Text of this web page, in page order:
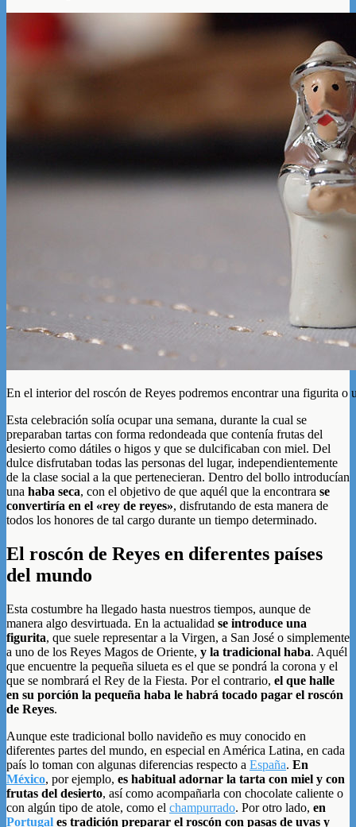
En el interior del roscón de Reyes podremos encontrar una figurita o
Esta celebración solía ocupar una semana, durante la cual se
preparaban tartas con forma redondeada que contenía frutas del
desierto como dátiles o higos y que se dulcificaban con miel. Del
dulce disfrutaban todas las personas del lugar, independientemente
de la clase social a la que pertenecieran. Dentro del bollo introducían
una haba seca, con el objetivo de que aquél que la encontrara se
convertiría en el «rey de reyes», disfrutando de esta manera de
todos los honores de tal cargo durante un tiempo determinado.
El roscón de Reyes en diferentes países
del mundo
Esta costumbre ha llegado hasta nuestros tiempos, aunque de
manera algo desvirtuada. En la actualidad se introduce una
figurita, que suele representar a la Virgen, a San José o simplemente
a uno de los Reyes Magos de Oriente, y la tradicional haba. Aquél
que encuentre la pequeña silueta es el que se pondrá la corona y el
que se nombrará el Rey de la Fiesta. Por el contrario, el que halle
en su porción la pequeña haba le habrá tocado pagar el roscón
de Reyes.
Aunque este tradicional bollo navideño es muy conocido en
diferentes partes del mundo, en especial en América Latina, en cada
país lo toman con algunas diferencias respecto a España. En
México, por ejemplo, es habitual adornar la tarta con miel y con
frutas del desierto, así como acompañarla con chocolate caliente o
con algún tipo de atole, como el champurrado. Por otro lado, en
Portugal es tradición preparar el roscón con pasas de uvas y